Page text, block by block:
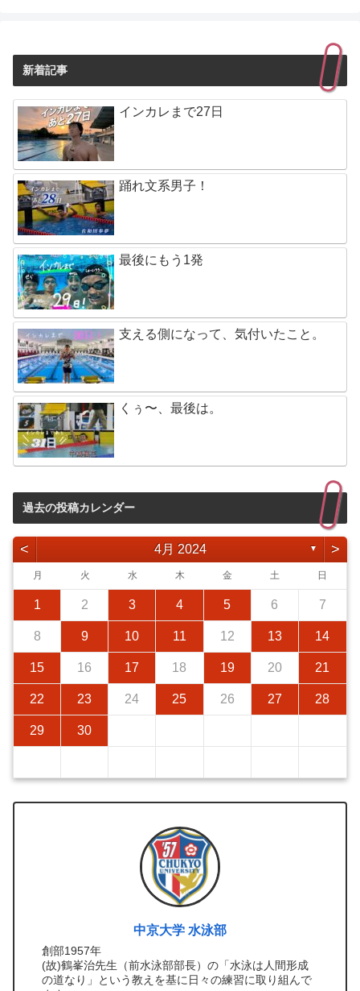
新着記事
インカレまで27日
踊れ文系男子！
最後にもう1発
支える側になって、気付いたこと。
くぅ〜、最後は。
過去の投稿カレンダー
< 4月 2024 ▼ >
月 火 水 木 金 土 日
1 2 3 4 5 6 7
8 9 10 11 12 13 14
15 16 17 18 19 20 21
22 23 24 25 26 27 28
29 30
中京大学 水泳部
創部1957年
(故)鶴峯治先生（前水泳部部長）の「水泳は人間形成
の道なり」という教えを基に日々の練習に取り組んで